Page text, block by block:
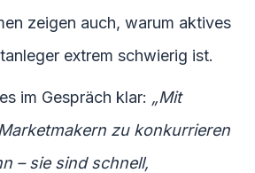
zeigen auch, warum aktives
extrem schwierig ist.
im Gespräch klar: „Mit
zu konkurrieren
– sie sind schnell,